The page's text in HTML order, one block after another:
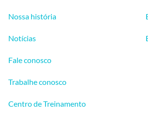
Nossa história
Notícias
Fale conosco
Trabalhe conosco
Centro de Treinamento